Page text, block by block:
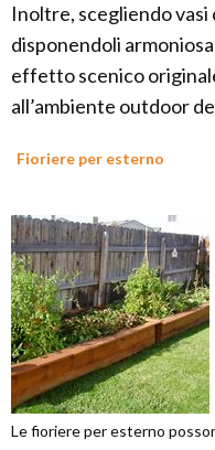
Inoltre, scegliendo vasi
disponendoli
effetto scenico
all’ambiente outdoor
Fioriere per esterno
Le fioriere per esterno